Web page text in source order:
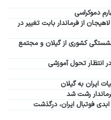
دموکراسی
از فرماندار بابت تغییر در
کشوری از گیلان و مجتمع
انتظار تحول آموزشی
ایران به گیلان
رشت شد
فوتبال ایران، درگذشت